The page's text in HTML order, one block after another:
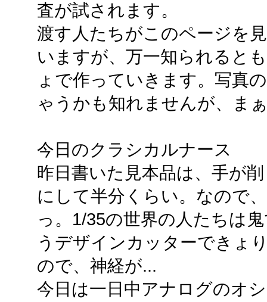
査が試されます。
渡す人たちがこのページを
いますが、万一知られると
ょで作っていきます。写真
ゃうかも知れませんが、ま
今日のクラシカルナース
昨日書いた見本品は、手が
にして半分くらい。なので
っ。1/35の世界の人たちは
うデザインカッターできょ
ので、神経が...
今日は一日中アナログのオ